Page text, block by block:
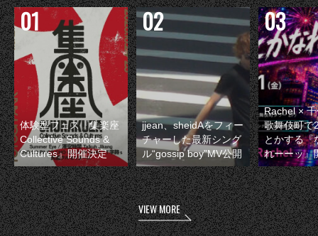
体験型フェス『集楽座
Collective Sounds &
Cultures』開催決定
jjean、sheidAをフィー
チャーした最新シング
ル“gossip boy”MV公開
Rachel ×
歌舞伎町で
とかする『
れーーッ』
VIEW MORE